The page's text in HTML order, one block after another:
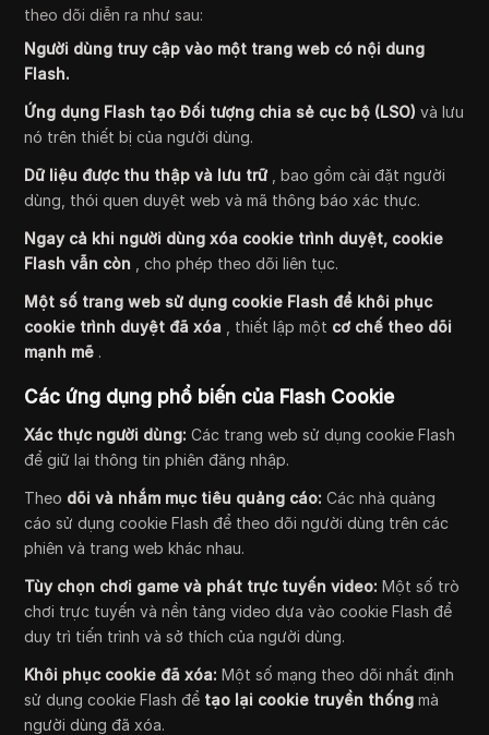
theo dõi diễn ra như sau:
Người dùng truy cập vào một trang web có nội dung
Flash.
Ứng dụng Flash tạo Đối tượng chia sẻ cục bộ (LSO)và lưu
nó trên thiết bị của người dùng.
Dữ liệu được thu thập và lưu trữ
, bao gồm cài đặt người
dùng, thói quen duyệt web và mã thông báo xác thực.
Ngay cả khi người dùng xóa cookie trình duyệt, cookie
Flash vẫn còn
, cho phép theo dõi liên tục.
Một số trang web sử dụng cookie Flash để khôi phục
cookie trình duyệt đã xóa
, thiết lập một cơ chế theo dõi
mạnh mẽ .
Các ứng dụng phổ biến của Flash Cookie
Xác thực người dùng:Các trang web sử dụng cookie Flash
để giữ lại thông tin phiên đăng nhập.
Theo dõi và nhắm mục tiêu quảng cáo:Các nhà quảng
cáo sử dụng cookie Flash để theo dõi người dùng trên các
phiên và trang web khác nhau.
Tùy chọn chơi game và phát trực tuyến video:Một số trò
chơi trực tuyến và nền tảng video dựa vào cookie Flash để
duy trì tiến trình và sở thích của người dùng.
Khôi phục cookie đã xóa:Một số mạng theo dõi nhất định
sử dụng cookie Flash để tạo lại cookie truyền thốngmà
người dùng đã xóa.